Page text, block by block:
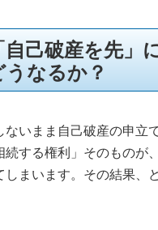
自己破産を先」
うなるか？
いまま自己破産の申立
する権利」そのものが
しまいます。その結果、